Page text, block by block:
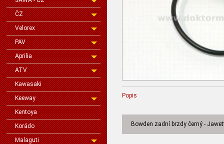
ČZ
Velorex
PAV
Aprilia
ATV
Kawasaki
Keeway
Kentoya
Korádo
Malaguti
Popis
Bowden zadní brzdy černý -